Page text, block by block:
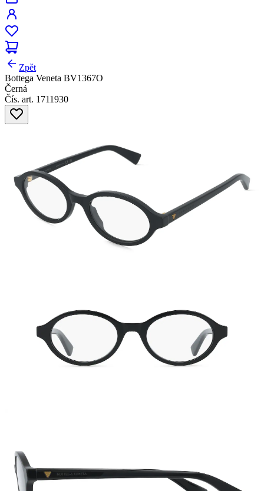
Zpět
Bottega Veneta BV1367O
Černá
Čís. art. 1711930